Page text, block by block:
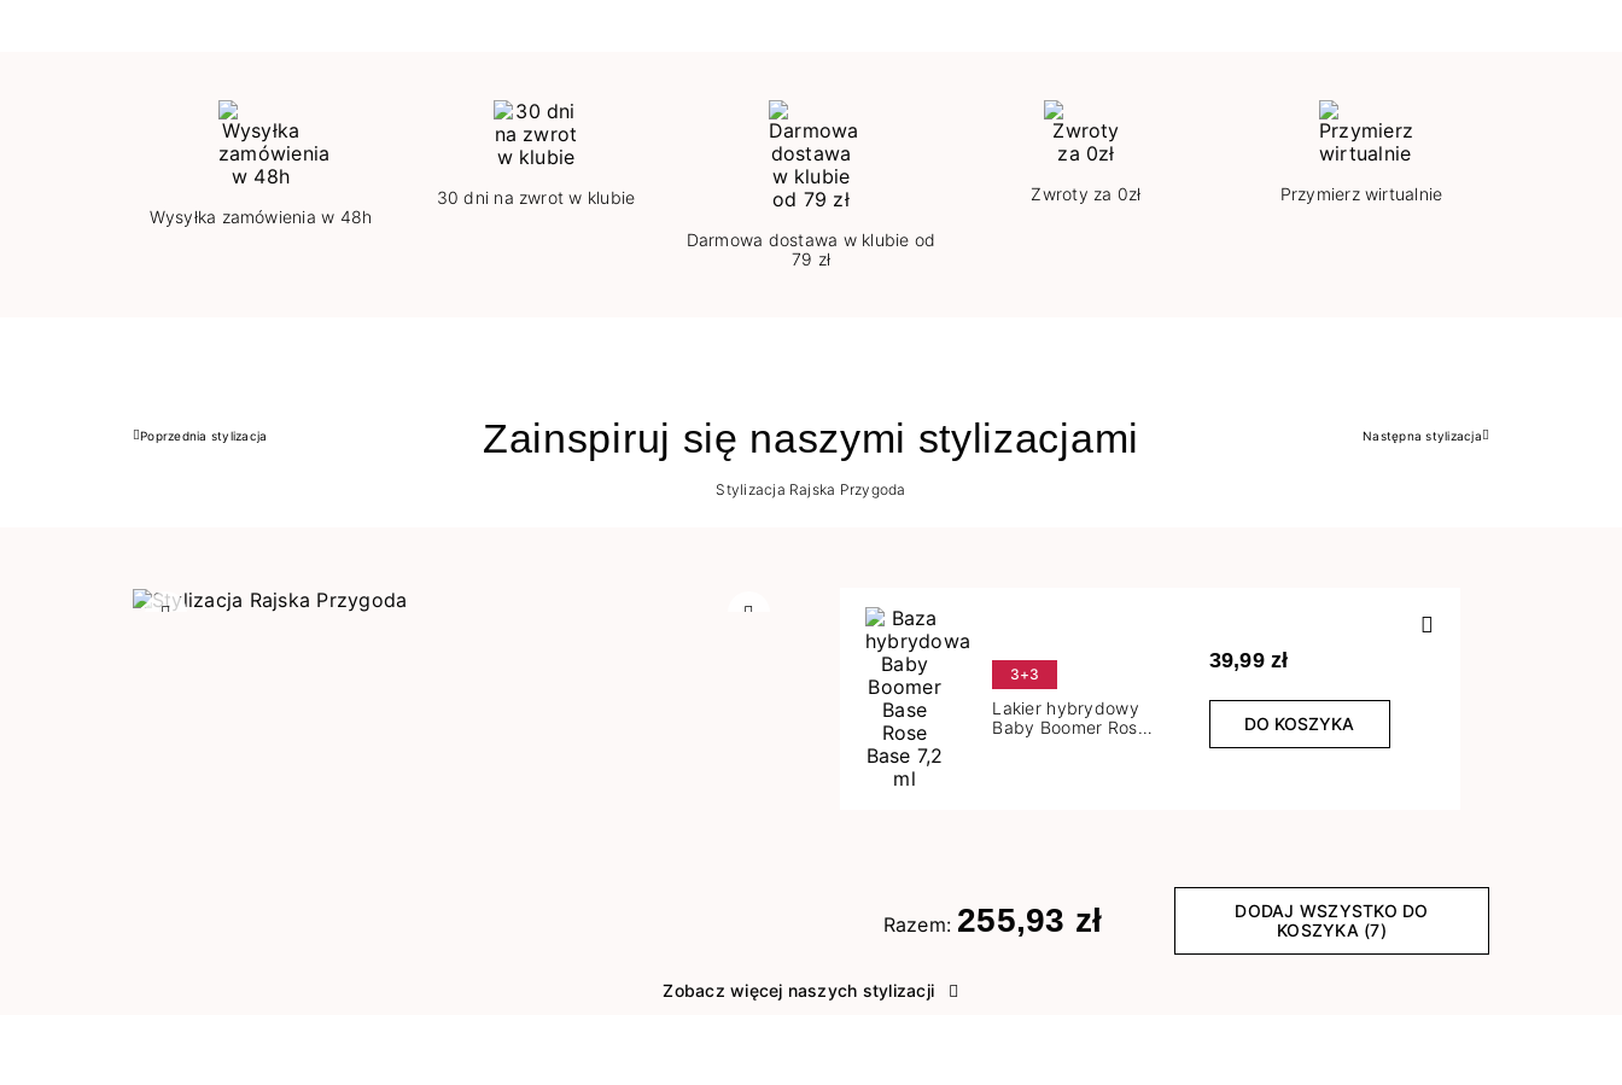
Wysyłka zamówienia w 48h
30 dni na zwrot w klubie
Darmowa dostawa w klubie od
79 zł
Zwroty za 0zł Przymierz wirtualnie
Zainspiruj się naszymi stylizacjami
Poprzedni
Poprzednia stylizacja Następny
Następna stylizacja
Stylizacja Rajska Przygoda
3+3
Lakier hybrydowy
Baby Boomer Rose
39,99 zł
DO KOSZYKA
Razem: 255,93 zł
DODAJ WSZYSTKO DO
KOSZYKA (7)
Zobacz więcej naszych stylizacji